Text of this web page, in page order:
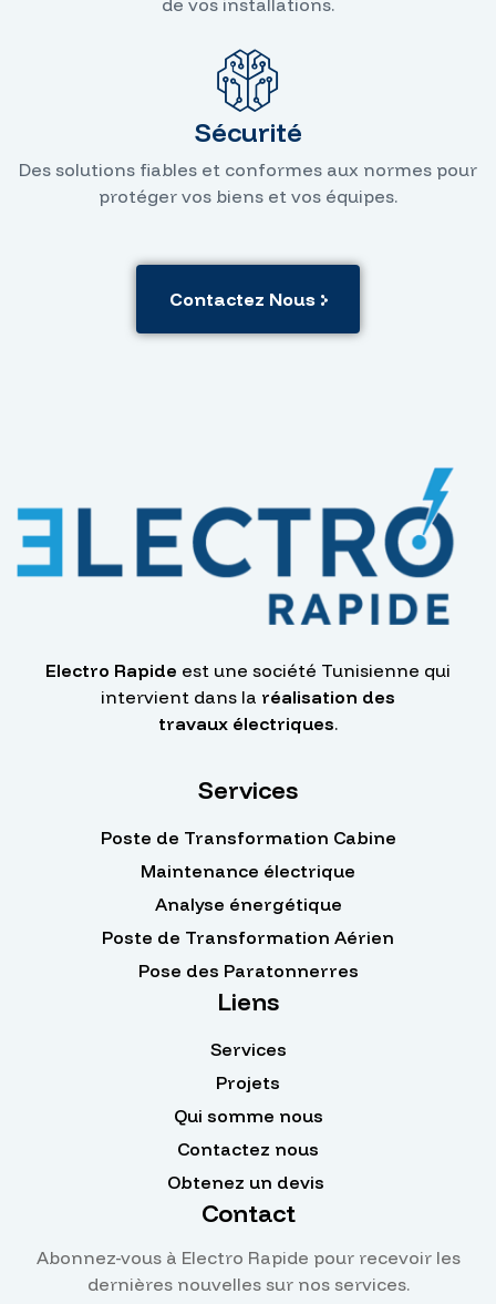
Sécurité
Des solutions fiables et conformes aux normes pour
protéger vos biens et vos équipes.
Contactez Nous
Electro Rapide est une société Tunisienne qui
intervient dans la réalisation des
travaux électriques.
Services
Poste de Transformation Cabine
Maintenance électrique
Analyse énergétique
Poste de Transformation Aérien
Pose des Paratonnerres
Liens
Services
Projets
Qui somme nous
Contactez nous
Obtenez un devis ​
Contact
Abonnez-vous à Electro Rapide pour recevoir les
dernières nouvelles sur nos services.